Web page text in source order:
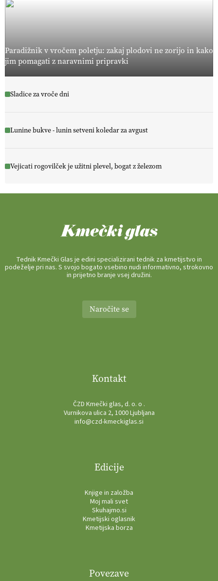
Paradižnik v vročem poletju: zakaj plodovi ne zorijo in kako
jim pomagati z naravnimi pripravki
Sladice za vroče dni
Lunine bukve - lunin setveni koledar za avgust
Vejicati rogovilček je užitni plevel, bogat z železom
Tednik Kmečki Glas je edini specializirani tednik za kmetijstvo in
podeželje pri nas. S svojo bogato vsebino nudi informativno, strokovno
in prijetno branje vsej družini.
Naročite se
Kontakt
ČZD Kmečki glas, d. o. o .
Vurnikova ulica 2, 1000 Ljubljana
info@czd-kmeckiglas.si
Edicije
Knjige in založba
Moj mali svet
Skuhajmo.si
Kmetijski oglasnik
Kmetijska borza
Povezave